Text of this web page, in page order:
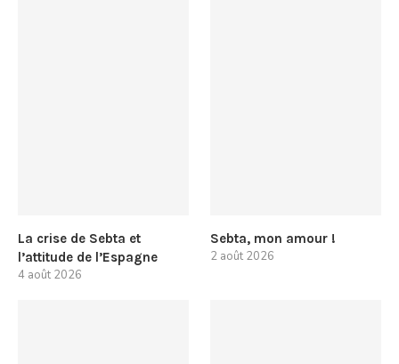
La crise de Sebta et
l’attitude de l’Espagne
4 août 2026
Sebta, mon amour !
2 août 2026